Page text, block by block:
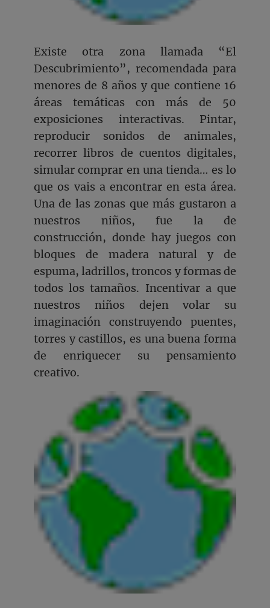
Existe otra zona llamada “El
Descubrimiento”, recomendada para
menores de 8 años y que contiene 16
áreas temáticas con más de 50
exposiciones interactivas. Pintar,
reproducir sonidos de animales,
recorrer libros de cuentos digitales,
simular comprar en una tienda… es lo
que os vais a encontrar en esta área.
Una de las zonas que más gustaron a
nuestros niños, fue la de
construcción, donde hay juegos con
bloques de madera natural y de
espuma, ladrillos, troncos y formas de
todos los tamaños. Incentivar a que
nuestros niños dejen volar su
imaginación construyendo puentes,
torres y castillos, es una buena forma
de enriquecer su pensamiento
creativo.